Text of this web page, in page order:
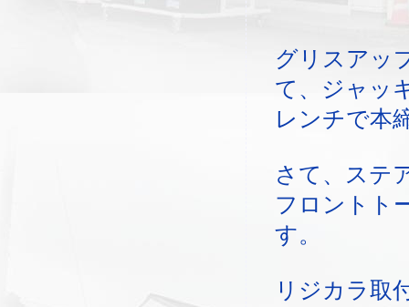
グリスアッ
て、ジャッ
レンチで本
さて、ステ
フロントト
す。
リジカラ取